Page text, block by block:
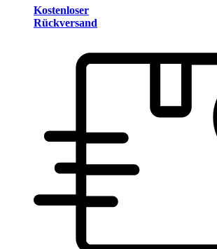
Kostenloser
Rückversand